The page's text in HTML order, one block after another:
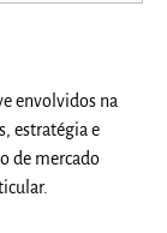
envolvidos na
estratégia e
de mercado